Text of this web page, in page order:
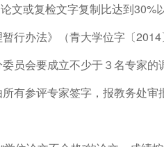
文或复检文字复制比达到
行办法》（青大学位字〔
员会要成立不少于３名专家
有参评专家签字，报教务处审